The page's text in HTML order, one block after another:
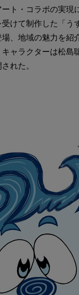
ト・コラボの実現
けて制作した「う
、地域の魅力を紹
ャラクターは松島
れた。